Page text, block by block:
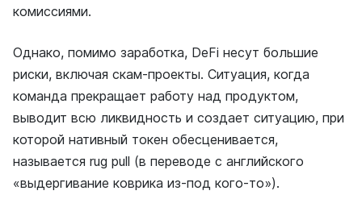
комиссиями.
Однако, помимо заработка, DeFi несут большие
риски, включая скам-проекты. Ситуация, когда
команда прекращает работу над продуктом,
выводит всю ликвидность и создает ситуацию, при
которой нативный токен обесценивается,
называется rug pull (в переводе с английского
«выдергивание коврика из-под кого-то»).